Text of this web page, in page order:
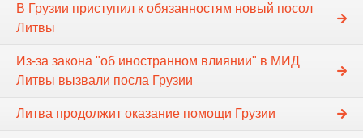
В Грузии приступил к обязанностям новый посол
Литвы
Из-за закона "об иностранном влиянии" в МИД
Литвы вызвали посла Грузии
Литва продолжит оказание помощи Грузии